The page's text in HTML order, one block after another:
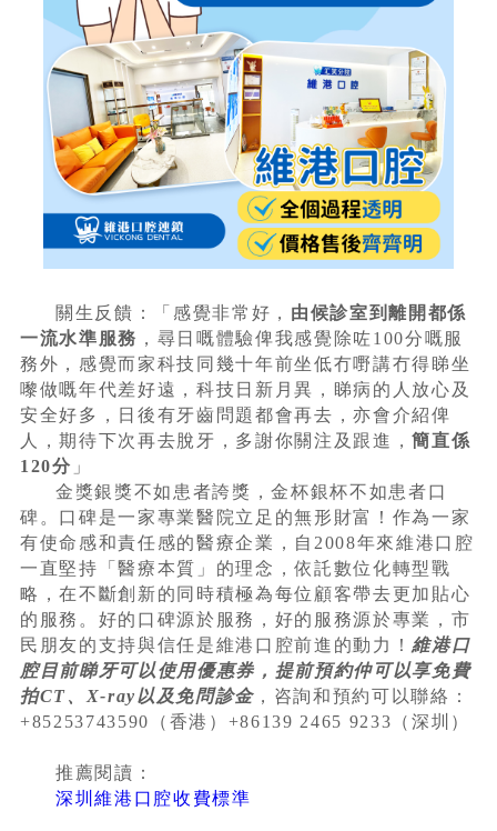
關生反饋：「感覺非常好， 由候診室到離開都係
一流水準服務 ，尋日嘅體驗俾我感覺除咗100分嘅服
務外，感覺而家科技同幾十年前坐低冇嘢講冇得睇坐
嚟做嘅年代差好遠，科技日新月異，睇病的人放心及
安全好多，日後有牙齒問題都會再去，亦會介紹俾
人，期待下次再去脫牙，多謝你關注及跟進，簡直係
120分 」
金獎銀獎不如患者誇獎，金杯銀杯不如患者口
碑。口碑是一家專業醫院立足的無形財富！作為一家
有使命感和責任感的醫療企業，自2008年來維港口腔
一直堅持「醫療本質」的理念，依託數位化轉型戰
略，在不斷創新的同時積極為每位顧客帶去更加貼心
的服務。好的口碑源於服務，好的服務源於專業，市
民朋友的支持與信任是維港口腔前進的動力！ 維港口
腔目前睇牙可以使用優惠券，提前預約仲可以享免費
拍CT、X-ray以及免問診金，咨詢和預約可以聯絡：
+85253743590（香港）+86139 2465 9233（深圳）
推薦閱讀：
深圳維港口腔收費標準